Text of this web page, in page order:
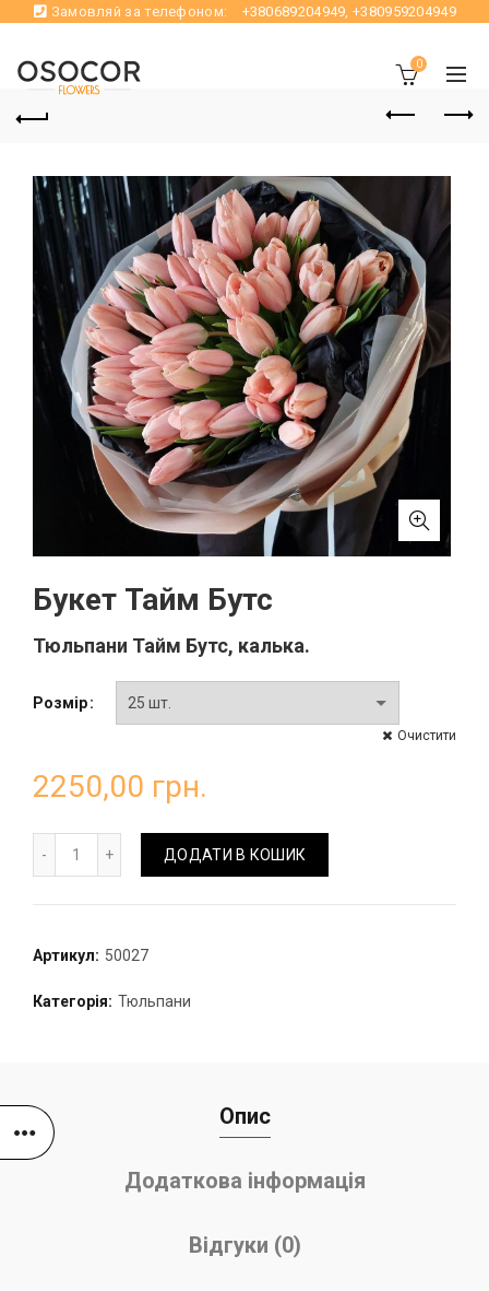
Замовляй за телефоном: +380689204949,+380959204949
0
Букет Тайм Бутс
Тюльпани Тайм Бутс, калька.
Розмір
Очистити
2250,00 грн.
ДОДАТИ В КОШИК
Артикул: 50027
Категорія: Тюльпани
Опис
Додаткова інформація
Відгуки (0)